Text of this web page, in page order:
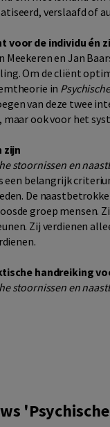
verslaafd of
voor de individu én
Meekeren en Jan
Om de cliënt
in
van deze twee
ook voor het
zijn
stoornissen en
een belangrijk
De
groep mensen.
Zij verdienen
handreiking
stoornissen en